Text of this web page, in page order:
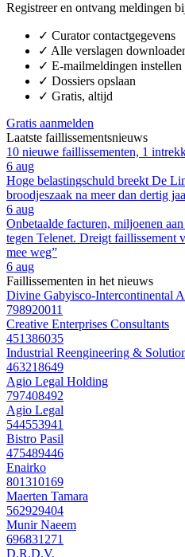
Registreer en ontvang meldingen
✓ Curator contactgegevens
✓ Alle verslagen
✓ E-mailmeldingen instellen
✓ Dossiers opslaan
✓ Gratis, altijd
Gratis aanmelden
Laatste faillissementsnieuws
10 nieuwe faillissementen, 1
6 aug
Hoge belastingschuld breekt De
broodjeszaak na meer dan dertig
6 aug
Onbetaalde facturen, miljoenen
tegen Telenet. Dreigt faillissement
mee weg”
6 aug
Faillissementen in het nieuws
Divine Gabyisco-Intercontinental
798920011
Creative Enterprises Consultants
451386035
Industrial Reengineering &
463218649
Agio Legal Holding
797408492
Agio Legal
544553941
Bistro Pasil
475489446
Enairko
801310169
Maerten Tamara
562929404
Munir Naeem
696831271
D.R.D.V.